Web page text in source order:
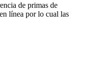
de primas de
línea por lo cual las